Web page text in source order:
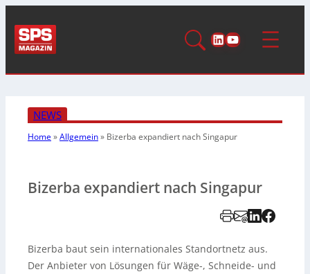
LinkedIn
YouTube
NEWS
Home»Allgemein» Bizerba expandiert nach Singapur
Bizerba expandiert nach Singapur
Bizerba baut sein internationales Standortnetz aus.
Der Anbieter von Lösungen für Wäge-, Schneide- und